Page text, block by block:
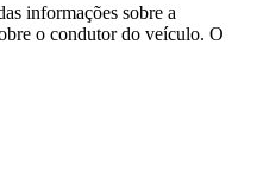
informações sobre a
o condutor do veículo. O